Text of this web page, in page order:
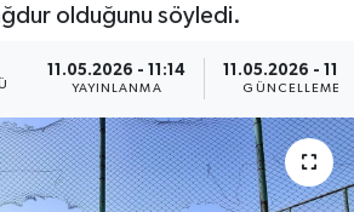
olduğunu söyledi.
11.05.2026 - 11:14
YAYINLANMA
11.05.2026 -
GÜNCELLEME